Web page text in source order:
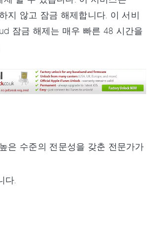
지 않고 잠금 해제합니다. 이 서비
잠금 해제는 매우 빠른 48 시간을
은 수준의 전문성을 갖춘 전문가가
다.